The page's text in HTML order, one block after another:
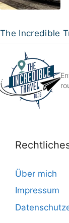
The Incredible
Über mich
Impressum